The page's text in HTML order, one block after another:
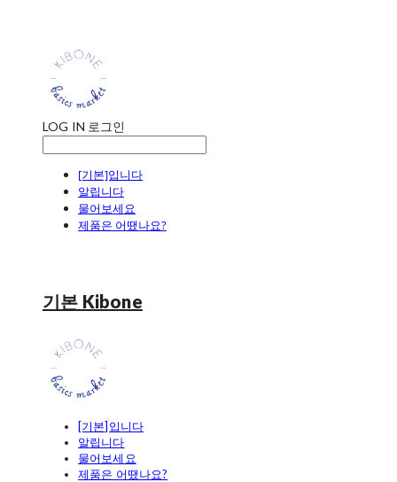
LOG IN 로그인
[기본]입니다
알립니다
물어보세요
제품은 어땠나요?
기본 Kibone
[기본]입니다
알립니다
물어보세요
제품은 어땠나요?